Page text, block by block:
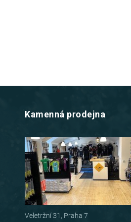
Kamenná prodejna
Veletržní 31, Praha 7